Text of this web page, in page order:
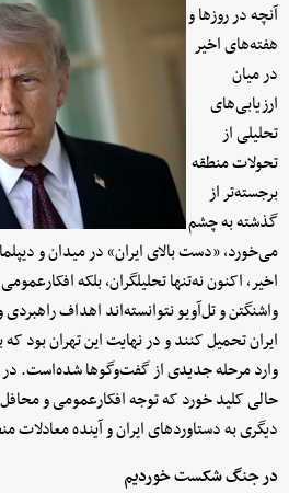
آنچه در روزها و
هفته‌های اخیر
در میان
ارزیابی‌های
تحلیلی از
تحولات منطقه
برجسته‌تر از
گذشته به چشم
می‌خورد، «دست بالای ایران» در میدان و
اخیر، اکنون نه‌تنها تحلیلگران، بلکه
واشنگتن و تل‌آویو نتوانسته‌اند اهداف
ایران تحمیل کنند و در نهایت این تهران بود
وارد مرحله جدیدی از گفت‌وگوها شده‌است.
حالی کلید خورد که توجه افکارعمومی و
دیگری به دستاوردهای ایران و آینده
در جنگ شکست خوردیم